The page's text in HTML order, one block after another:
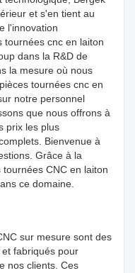
et s'en tient au
l'innovation
tournées cnc en laiton
dans la R&D de
la mesure où nous
tournées cnc en
notre personnel
que nous offrons à
prix les plus
Bienvenue à
Grâce à la
CNC en laiton
ce domaine.
sur mesure sont des
fabriqués pour
nos clients. Ces